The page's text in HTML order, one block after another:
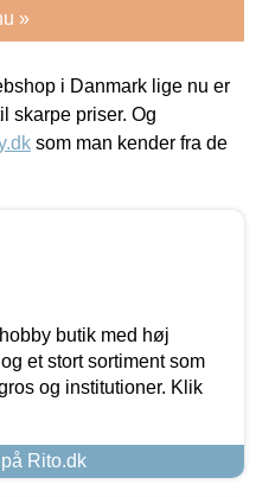
»
i Danmark lige nu er
skarpe priser. Og
som man kender fra de
butik med høj
et stort sortiment som
og institutioner. Klik
Rito.dk